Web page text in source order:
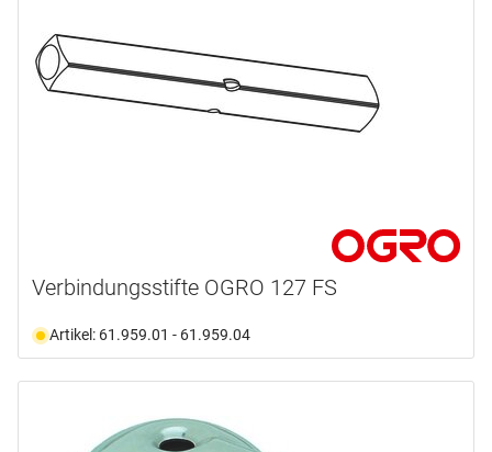
Verbindungsstifte OGRO 127 FS
Artikel: 61.959.01 - 61.959.04